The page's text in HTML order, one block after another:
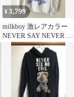
¥3,799
milkboy 激レアカラー
NEVER SAY NEVER ク
マ パーカー